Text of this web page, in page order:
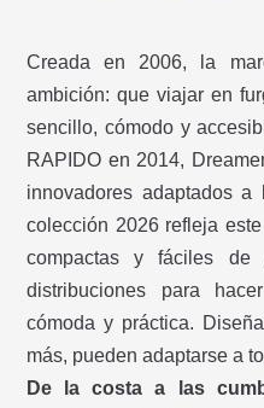
Creada en 2006, la
ambición: que viajar en
sencillo, cómodo y
RAPIDO en 2014,
innovadores adaptados a
colección 2026 refleja
compactas y fáciles de
distribuciones para
cómoda y práctica.
más, pueden adaptarse a
De la costa a las